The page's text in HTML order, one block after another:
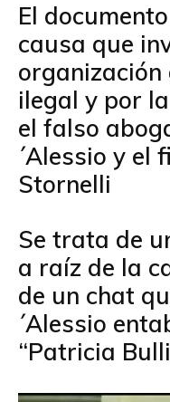
El
causa que
organización
ilegal y por
el falso
´Alessio y el
Stornelli
Se trata de
a raíz de la
de un chat
´Alessio
“Patricia